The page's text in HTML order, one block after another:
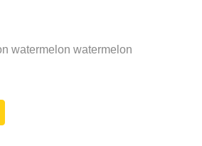
watermelon watermelon